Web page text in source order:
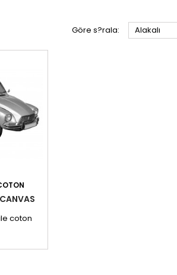
Göre s?rala: Alakalı
coton